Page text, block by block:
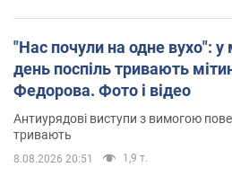
"Нас почули на одне вухо": у
день поспіль тривають
Федорова. Фото і відео
Антиурядові виступи з вимогою
тривають
8.08.2026 20:51 1,9 т.